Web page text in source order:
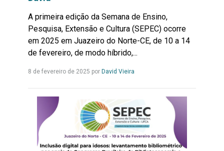
A primeira edição da Semana de Ensino,
Pesquisa, Extensão e Cultura (SEPEC) ocorre
em 2025 em Juazeiro do Norte-CE, de 10 a 14
de fevereiro, de modo híbrido,...
8 de fevereiro de 2025 por David VieiraLeia